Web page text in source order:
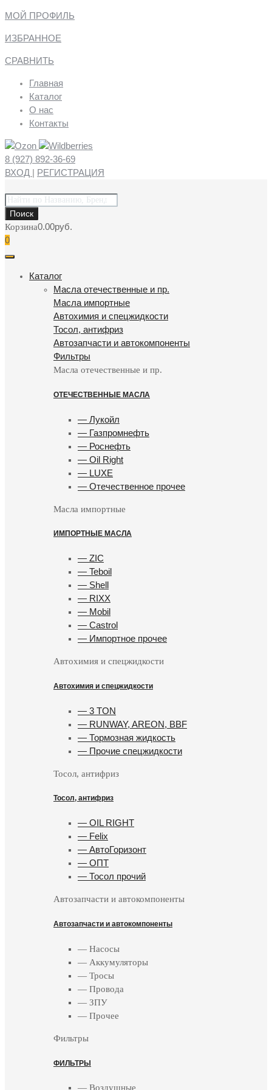
МОЙ ПРОФИЛЬ
ИЗБРАННОЕ
СРАВНИТЬ
Главная
Каталог
О нас
Контакты
8 (927) 892-36-69
ВХОД | РЕГИСТРАЦИЯ
Поиск
товаров
Поиск
Корзина0.00руб.
0
Каталог
Масла отечественные и пр.
Масла импортные
Автохимия и спецжидкости
Тосол, антифриз
Автозапчасти и автокомпоненты
Фильтры
Масла отечественные и пр.
ОТЕЧЕСТВЕННЫЕ МАСЛА
— Лукойл
— Газпромнефть
— Роснефть
— Oil Right
— LUXE
— Отечественное прочее
Масла импортные
ИМПОРТНЫЕ МАСЛА
— ZIC
— Teboil
— Shell
— RIXX
— Mobil
— Castrol
— Импортное прочее
Автохимия и спецжидкости
Автохимия и спецжидкости
— 3 TON
— RUNWAY, AREON, BBF
— Тормозная жидкость
— Прочие спецжидкости
Тосол, антифриз
Тосол, антифриз
— OIL RIGHT
— Felix
— АвтоГоризонт
— ОПТ
— Тосол прочий
Автозапчасти и автокомпоненты
Автозапчасти и автокомпоненты
— Насосы
— Аккумуляторы
— Тросы
— Провода
— ЗПУ
— Прочее
Фильтры
ФИЛЬТРЫ
— Воздушные